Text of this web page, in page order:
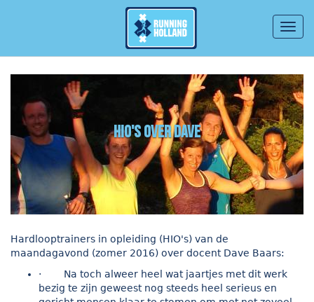
Overslaan en naar de inhoud gaan
hio's over Dave
Hardlooptrainers in opleiding (HIO's) van de
maandagavond (zomer 2016) over docent Dave Baars:
· Na toch alweer heel wat jaartjes met dit werk
bezig te zijn geweest nog steeds heel serieus en